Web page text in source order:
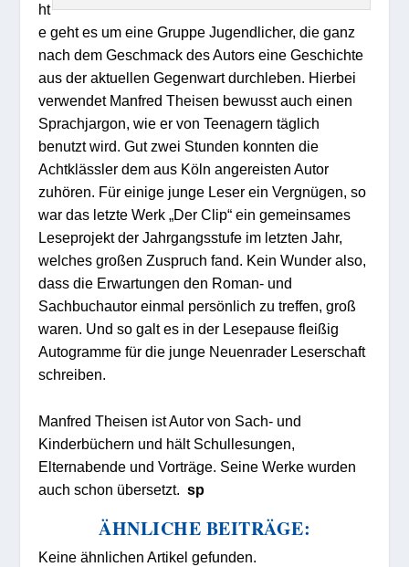
ht
e geht es um eine Gruppe Jugendlicher, die ganz
nach dem Geschmack des Autors eine Geschichte
aus der aktuellen Gegenwart durchleben. Hierbei
verwendet Manfred Theisen bewusst auch einen
Sprachjargon, wie er von Teenagern täglich
benutzt wird. Gut zwei Stunden konnten die
Achtklässler dem aus Köln angereisten Autor
zuhören. Für einige junge Leser ein Vergnügen, so
war das letzte Werk „Der Clip“ ein gemeinsames
Leseprojekt der Jahrgangsstufe im letzten Jahr,
welches großen Zuspruch fand. Kein Wunder also,
dass die Erwartungen den Roman- und
Sachbuchautor einmal persönlich zu treffen, groß
waren. Und so galt es in der Lesepause fleißig
Autogramme für die junge Neuenrader Leserschaft
schreiben.
Manfred Theisen ist Autor von Sach- und
Kinderbüchern und hält Schullesungen,
Elternabende und Vorträge. Seine Werke wurden
auch schon übersetzt.sp
ÄHNLICHE BEITRÄGE:
Keine ähnlichen Artikel gefunden.